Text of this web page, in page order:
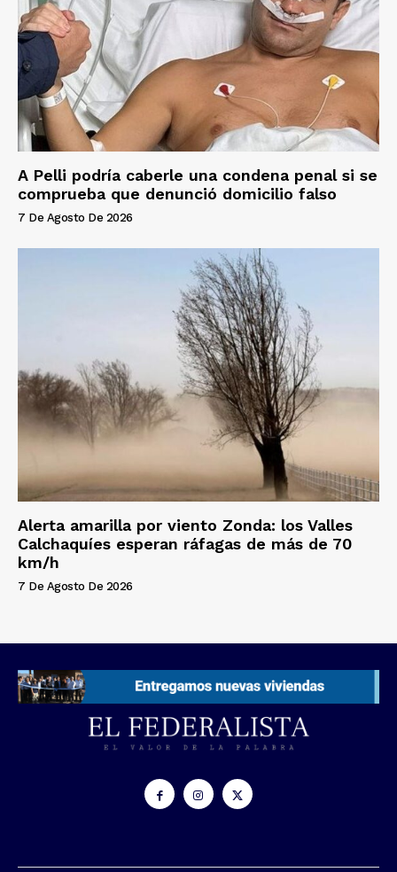
A Pelli podría caberle una condena penal si se
comprueba que denunció domicilio falso
7 De Agosto De 2026
Alerta amarilla por viento Zonda: los Valles
Calchaquíes esperan ráfagas de más de 70
km/h
7 De Agosto De 2026